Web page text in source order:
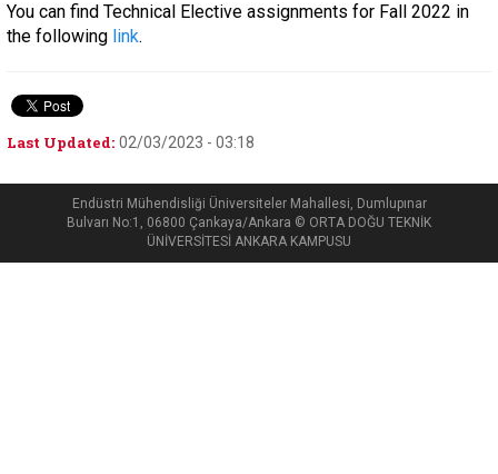
You can find Technical Elective assignments for Fall 2022 in
the following link.
Last Updated: 02/03/2023 - 03:18
Endüstri Mühendisliği Üniversiteler Mahallesi, Dumlupınar
Bulvarı No:1, 06800 Çankaya/Ankara © ORTA DOĞU TEKNİK
ÜNİVERSİTESİ ANKARA KAMPUSU